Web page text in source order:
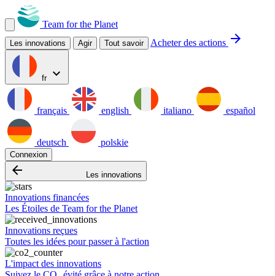
Team for the Planet
Les innovations Agir Tout savoir Acheter des actions arrow_forward
fr expand_more
français english italiano español
deutsch polskie
Connexion
arrow_backward Les innovations
Innovations financées
Les Étoiles de Team for the Planet
Innovations reçues
Toutes les idées pour passer à l'action
L'impact des innovations